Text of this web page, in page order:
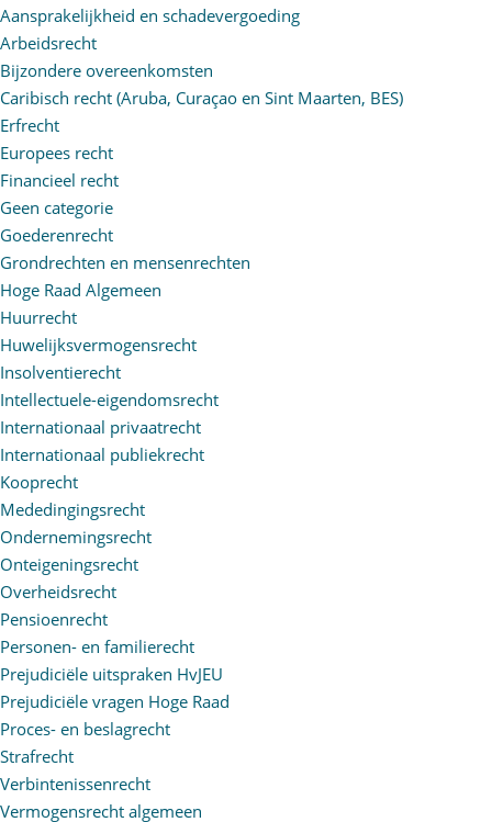
Aansprakelijkheid en schadevergoeding
Arbeidsrecht
Bijzondere overeenkomsten
Caribisch recht (Aruba, Curaçao en Sint Maarten, BES)
Erfrecht
Europees recht
Financieel recht
Geen categorie
Goederenrecht
Grondrechten en mensenrechten
Hoge Raad Algemeen
Huurrecht
Huwelijksvermogensrecht
Insolventierecht
Intellectuele-eigendomsrecht
Internationaal privaatrecht
Internationaal publiekrecht
Kooprecht
Mededingingsrecht
Ondernemingsrecht
Onteigeningsrecht
Overheidsrecht
Pensioenrecht
Personen- en familierecht
Prejudiciële uitspraken HvJEU
Prejudiciële vragen Hoge Raad
Proces- en beslagrecht
Strafrecht
Verbintenissenrecht
Vermogensrecht algemeen